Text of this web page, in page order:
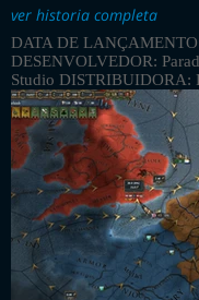
ver historia completa
DATA DE
DESENVOLVEDOR:
Studio DISTRIBUIDORA: